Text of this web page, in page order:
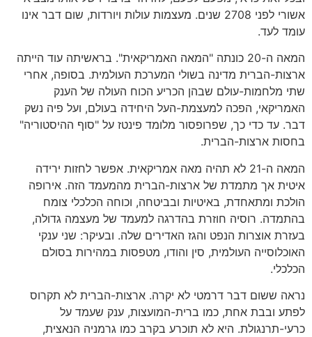
אשורי לפני 2708 שנים. מעצמות עולות ויורדות, שום דבר אינו
עומד לעד.
המאה ה-20 כונתה "המאה האמריקאית". בראשיתה עוד הייתה
ארצות-הברית מדינה בשולי המערכת העולמית. בסופה, אחרי
שתי מלחמות-עולם שבהן הכריע הכוח העולה של הענק
האמריקאי, הפכה למעצמת-העל היחידה בעולם, ועל פיה נשק
דבר. עד כדי כך, שפרופסור מלומד פינטז על "סוף ההיסטוריה"
בחסות ארצות-הברית.
המאה ה-21 לא תהיה מאה אמריקאית. אפשר לחזות ירידה
איטית אך מתמדת של ארצות-הברית מהמעמד הזה. אירופה
הולכת ומתאחדת, באיטיות ובביטחה, וכוחה הכלכלי צומח
בהתמדה. רוסיה חוזרת בהדרגה למעמד של מעצמה גדולה,
בעזרת אוצרות הנפט והגז האדירים שלה. ובעיקר: שני ענקי
האוכלוסייה העולמית, סין והודו, מטפסות במהירות בסולם
הכלכלי.
נראה ששום דבר דרמטי לא יקרה. ארצות-הברית לא תקרוס
לפתע ובבת אחת, כמו ברית-המועצות, ענק שעמד על
כרעי-תרנגולת. היא לא תוכרע בקרב כמו גרמניה הנאצית,